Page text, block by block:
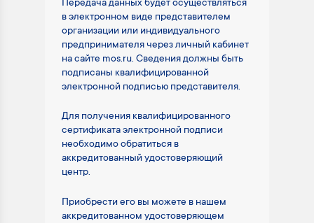
Передача данных будет осуществляться
в электронном виде представителем
организации или индивидуального
предпринимателя через личный кабинет
на сайте mos.ru. Сведения должны быть
подписаны квалифицированной
электронной подписью представителя.
Для получения квалифицированного
сертификата электронной подписи
необходимо обратиться в
аккредитованный удостоверяющий
центр.
Приобрести его вы можете в нашем
аккредитованном удостоверяющем